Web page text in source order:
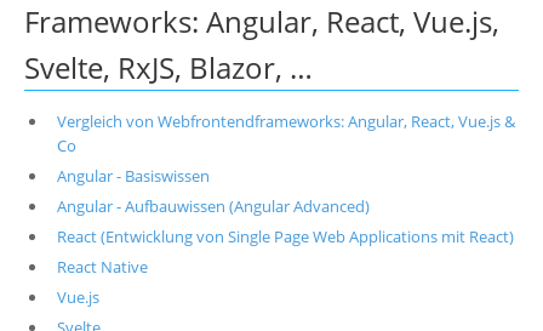
Frameworks: Angular, React, Vue.js,
Svelte, RxJS, Blazor, …
Vergleich von Webfrontendframeworks: Angular, React, Vue.js &
Co
Angular - Basiswissen
Angular - Aufbauwissen (Angular Advanced)
React (Entwicklung von Single Page Web Applications mit React)
React Native
Vue.js